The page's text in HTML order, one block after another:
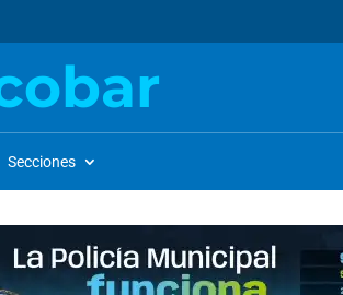
Secciones